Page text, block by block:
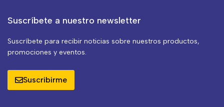
Suscríbete a nuestro newsletter
Suscríbete para recibir noticias sobre nuestros productos,
promociones y eventos.
Suscribirme